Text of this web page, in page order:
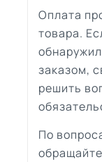
Оплата
товара.
заказом,
решить
По